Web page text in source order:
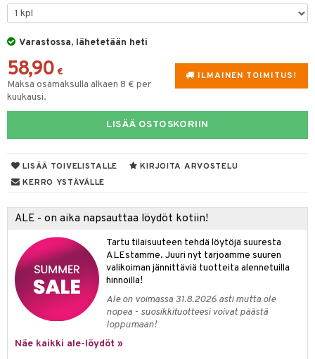
Varastossa, lähetetään heti
ILMAINEN TOIMITUS!
58,90 €
Maksa osamaksulla alkaen 8 € per
kuukausi.
LISÄÄ OSTOSKORIIN
LISÄÄ TOIVELISTALLE
KIRJOITA ARVOSTELU
KERRO YSTÄVÄLLE
ALE - on aika napsauttaa löydöt kotiin!
Tartu tilaisuuteen tehdä löytöjä suuresta
ALEstamme. Juuri nyt tarjoamme suuren
valikoiman jännittäviä tuotteita alennetuilla
hinnoilla!
Ale on voimassa 31.8.2026 asti mutta ole
nopea - suosikkituotteesi voivat päästä
loppumaan!
Näe kaikki ale-löydöt »
& Vihannesveitset
sisustus
tekstiilit
& Tyynyliinat
& Peitot
& Korit
& Veistokset
Art
& Lyhdyt
& Hyllyt
& Koukut
tekstiilit
tekstiilit
hyönteissuoja
ruokinta
& Lyhdyt